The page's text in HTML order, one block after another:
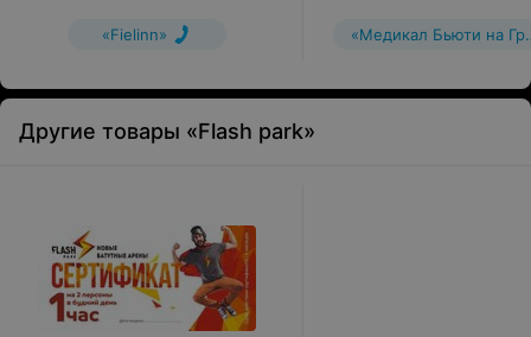
«Fielinn» «Медикал Бьюти на
Другие товары «Flash park»